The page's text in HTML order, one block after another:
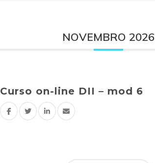
NOVEMBRO 2026
Curso on-line DII – mod 6